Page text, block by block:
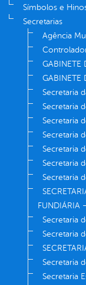
Símbolos e
Secretarias
Agência
GABINETE
GABINETE
Secretaria
Secretaria
Secretaria
Secretaria
Secretaria
Secretaria
Secretaria
FUNDIÁRIA
Secretaria
Secretaria
Secretaria
Secretaria